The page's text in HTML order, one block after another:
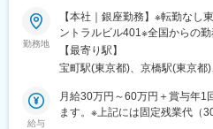
駅、瀬谷駅、北茅ケ崎駅、千
泉駅、公津の杜駅、八街駅、茂
西立川駅、北八王子駅、三鷹
崎台駅、並木北駅、古淵駅、矢
辺駅、中野坂上駅、広電廿日
港駅(大阪モノレール)、狛江駅
保原駅、肥後橋駅、下板橋駅、
勤務地
【本社｜銀座勤務】※転勤なし
ントラルビル401※全国からの
浅草線「宝町駅」より徒歩30
り徒歩3分・東京メトロ有楽町
【最寄り駅】
宝町駅(東京都)、京橋駅(東京都
給与
月給30万円～60万円＋賞与年1
ます。※上記には固定残業代（